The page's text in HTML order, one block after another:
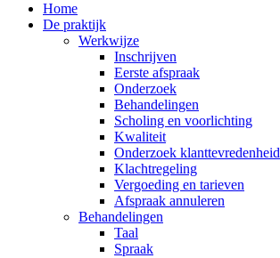
Home
De praktijk
Werkwijze
Inschrijven
Eerste afspraak
Onderzoek
Behandelingen
Scholing en voorlichting
Kwaliteit
Onderzoek klanttevredenheid
Klachtregeling
Vergoeding en tarieven
Afspraak annuleren
Behandelingen
Taal
Spraak